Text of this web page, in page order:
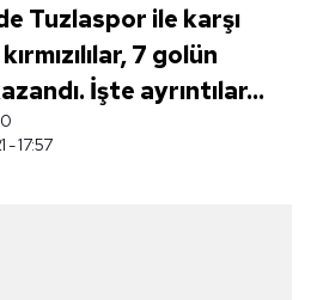
Tuzlaspor ile karşı
7 golün
İşte ayrıntılar...
- 17:57